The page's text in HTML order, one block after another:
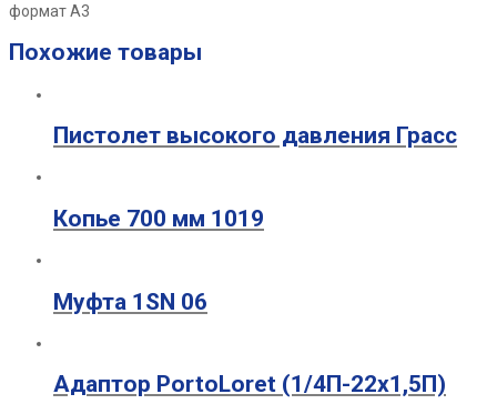
формат А3
Похожие товары
Пистолет высокого давления Грасс
Копье 700 мм 1019
Муфта 1SN 06
Адаптор PortoLoret (1/4П-22х1,5П)